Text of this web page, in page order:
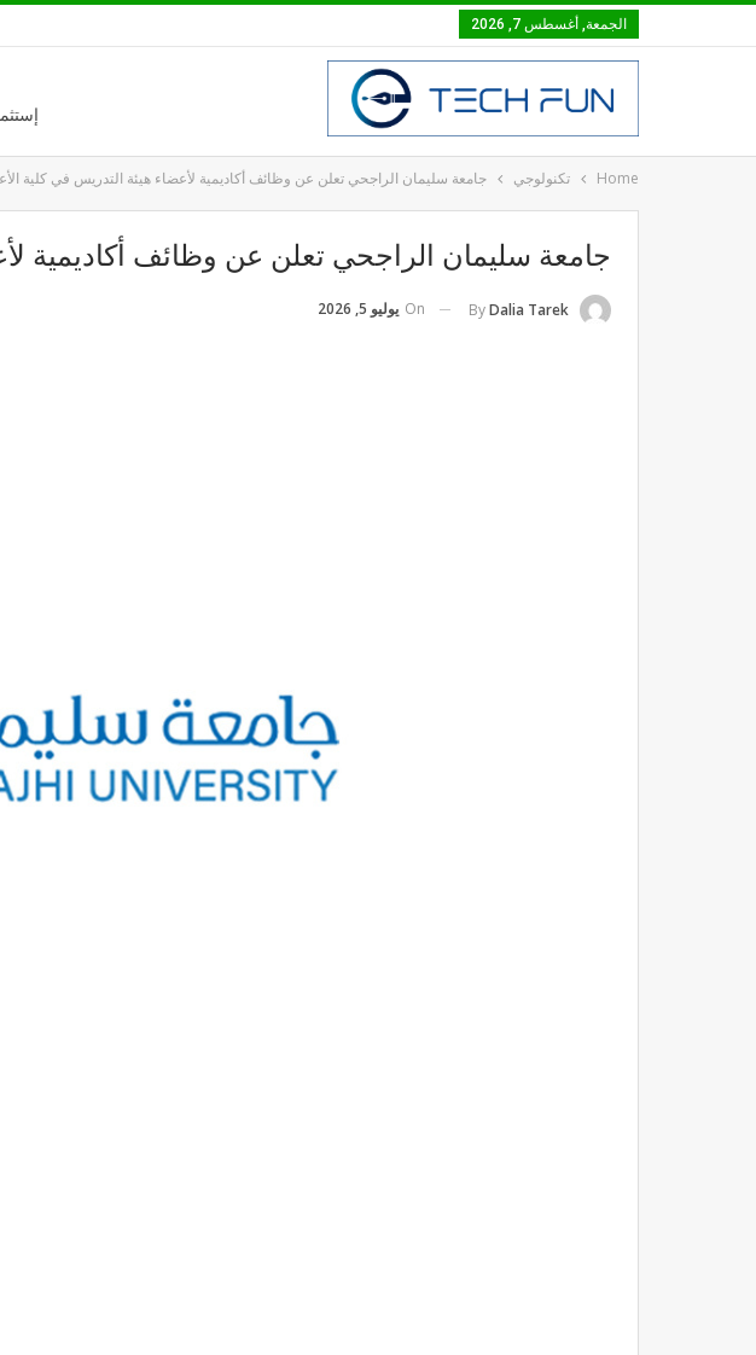
الجمعة, أغسطس 7, 2026
Home تكنولوجي جامعة سليمان الراجحي تعلن عن وظائف أكاديمية لأعضاء هيئة التدريس في كلية الأعمال
جامعة سليمان الراجحي تعلن عن وظائف أكاديمية
ByDalia Tarek
On يوليو 5, 2026